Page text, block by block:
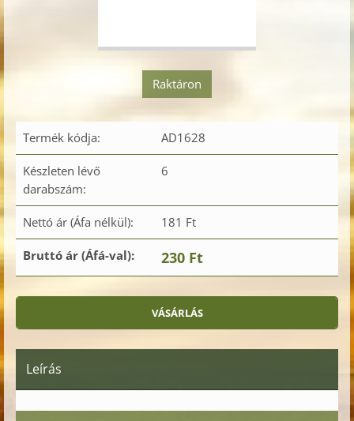
Raktáron
Termék kódja: AD1628
Készleten lévő
darabszám:
6
Nettó ár (Áfa nélkül): 181 Ft
Bruttó ár (Áfá-val): 230 Ft
Leírás